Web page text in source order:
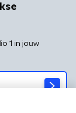
1 in jouw